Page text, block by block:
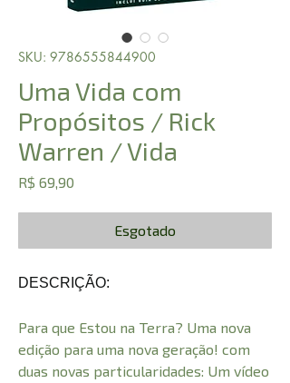
SKU: 9786555844900
Uma Vida com
Propósitos / Rick
Warren / Vida
R$ 69,90
Esgotado
DESCRIÇÃO:
Para que Estou na Terra? Uma nova
edição para uma nova geração! com
duas novas particularidades: Um vídeo